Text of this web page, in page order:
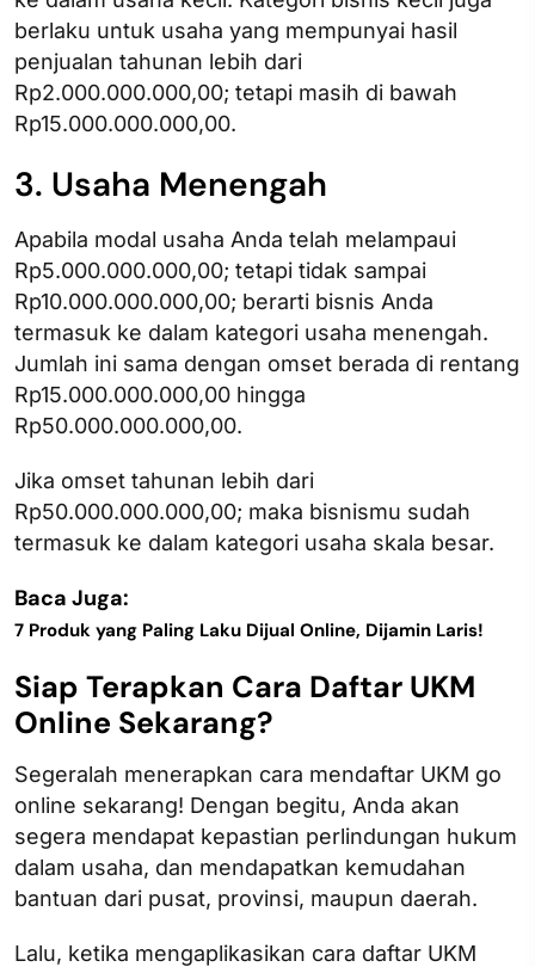
berlaku untuk usaha yang mempunyai hasil
penjualan tahunan lebih dari
Rp2.000.000.000,00; tetapi masih di bawah
Rp15.000.000.000,00.
3. Usaha Menengah
Apabila modal usaha Anda telah melampaui
Rp5.000.000.000,00; tetapi tidak sampai
Rp10.000.000.000,00; berarti bisnis Anda
termasuk ke dalam kategori usaha menengah.
Jumlah ini sama dengan omset berada di rentang
Rp15.000.000.000,00 hingga
Rp50.000.000.000,00.
Jika omset tahunan lebih dari
Rp50.000.000.000,00; maka bisnismu sudah
termasuk ke dalam kategori usaha skala besar.
Baca Juga:
7 Produk yang Paling Laku Dijual Online, Dijamin Laris!
Siap Terapkan Cara Daftar UKM
Online Sekarang?
Segeralah menerapkan cara mendaftar UKM go
online sekarang! Dengan begitu, Anda akan
segera mendapat kepastian perlindungan hukum
dalam usaha, dan mendapatkan kemudahan
bantuan dari pusat, provinsi, maupun daerah.
Lalu, ketika mengaplikasikan cara daftar UKM